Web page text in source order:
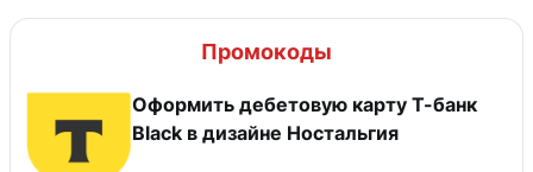
Промокоды
Оформить дебетовую карту Т-банк
Black в дизайне Ностальгия